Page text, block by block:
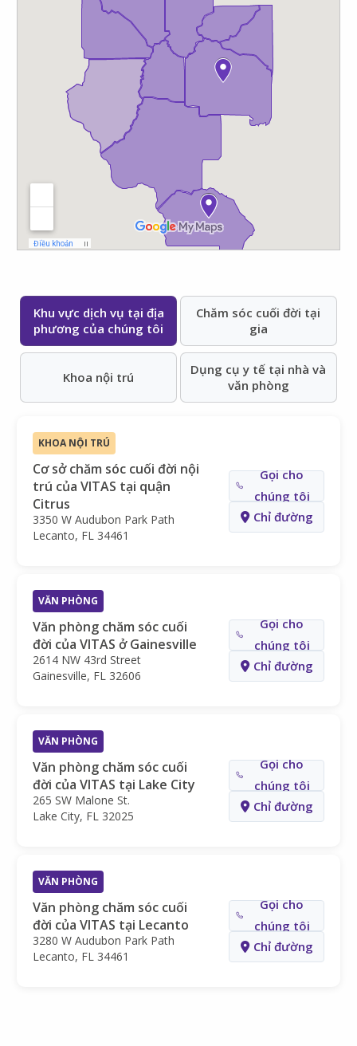
Khu vực dịch vụ tại địa
phương của chúng tôi
Chăm sóc cuối đời tại
gia
Khoa nội trú
Dụng cụ y tế tại nhà và
văn phòng
KHOA NỘI TRÚ
Cơ sở chăm sóc cuối đời nội
trú của VITAS tại quận
Citrus
3350 W Audubon Park Path
Lecanto, FL 34461
Gọi cho
chúng tôi
Chỉ đường
VĂN PHÒNG
Văn phòng chăm sóc cuối
đời của VITAS ở Gainesville
2614 NW 43rd Street
Gainesville, FL 32606
Gọi cho
chúng tôi
Chỉ đường
VĂN PHÒNG
Văn phòng chăm sóc cuối
đời của VITAS tại Lake City
265 SW Malone St.
Lake City, FL 32025
Gọi cho
chúng tôi
Chỉ đường
VĂN PHÒNG
Văn phòng chăm sóc cuối
đời của VITAS tại Lecanto
3280 W Audubon Park Path
Lecanto, FL 34461
Gọi cho
chúng tôi
Chỉ đường